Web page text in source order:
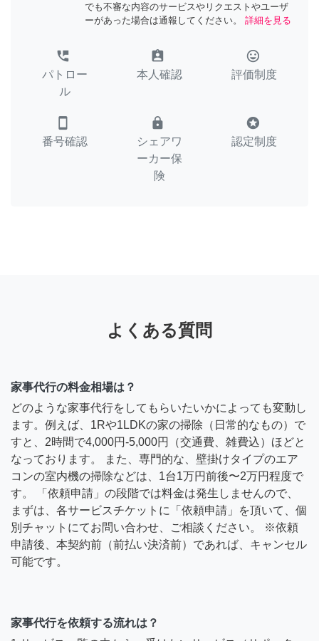
でも不審な内容のサービスやリクエストやユーザ
ーがあった場合は通報してください。
詳細を見る
perm_phone_msg
パトロー
ル
assignment_ind
本人確認
tag_faces
評価制度
smartphone
番号確認
lock
シェアワ
ーカー保
険
stars
認定制度
よくある質問
家事代行の料金相場は？
どのような家事代行をしてもらいたいかによっても変動し
ます。例えば、1Rや1LDKの家の掃除（日常的なもの）で
すと、2時間で4,000円-5,000円（交通費、雑費込）ほどと
なっております。 また、専門的な、壁掛けタイプのエア
コンの室内機の掃除などは、1台1万円前後〜2万円程度で
す。 「依頼申請」の段階では料金は発生しませんので、
まずは、各サービスチケットに「依頼申請」を頂いて、個
別チャットにてお問い合わせ、ご相談ください。 ※依頼
申請後、本契約前（前払い決済前）であれば、キャンセル
可能です。
家事代行を依頼する流れは？